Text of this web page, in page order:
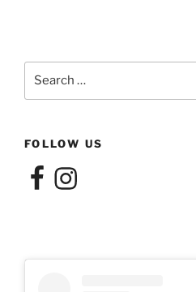
FOLLOW US
FacebookInstagram